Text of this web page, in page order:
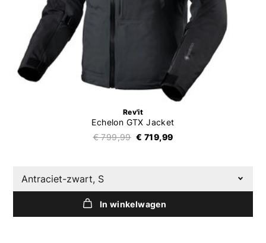
Rev'it
Echelon GTX Jacket
€ 799,99 € 719,99
Antraciet-zwart, S
In winkelwagen